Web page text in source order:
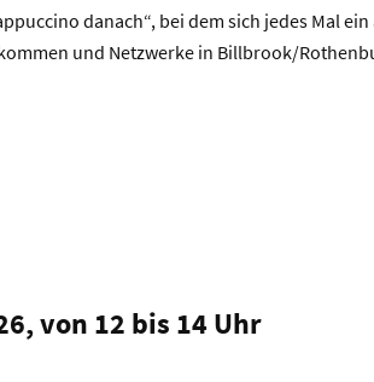
danach“, bei dem sich jedes Mal
und Netzwerke in Billbrook/
von 12 bis 14 Uhr